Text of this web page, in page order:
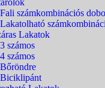
Fali számkombinációs
Lakatolható
Lakatok
3 számos
4 számos
Bőröndre
Biciklipánt